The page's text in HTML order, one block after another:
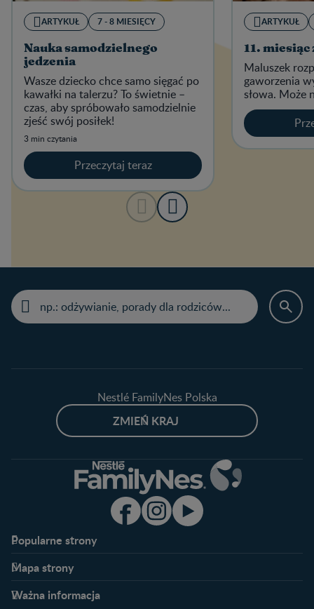
ARTYKUŁ 7 - 8 MIESIĘCY
Nauka samodzielnego
jedzenia
Wasze dziecko chce samo sięgać po
kawałki na talerzu? To świetnie –
czas, aby spróbowało samodzielnie
zjeść swój posiłek!
3 min czytania
Przeczytaj teraz
ARTYKUŁ
11. miesiąc
Maluszek
gaworzenia
słowa. Może
Nestlé FamilyNes Polska
ZMIEŃ KRAJ
Popularne strony​
Kontakt
FAQ
Mapa strony​
Plamienie implantacyjne –
Ważna informacja